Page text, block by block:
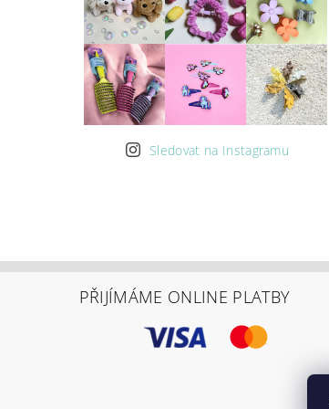
Sledovat na Instagramu
PŘIJÍMÁME ONLINE PLATBY